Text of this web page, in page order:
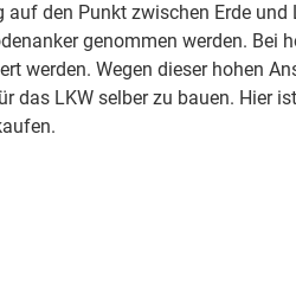
den Punkt zwischen Erde und
genommen werden. Bei
werden. Wegen dieser hohen
das LKW selber zu bauen. Hier